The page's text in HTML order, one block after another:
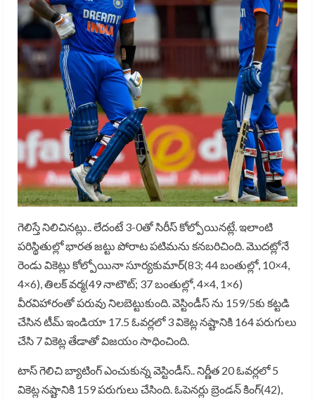
గెలిస్తే నిలిచినట్లు.. లేదంటే 3-0తో సిరీస్ కోల్పోయినట్లే. ఇలాంటి
పరిస్థితుల్లో భారత జట్టు పోరాట పటిమను కనబరిచింది. మొదట్లోనే
రెండు వికెట్లు కోల్పోయినా సూర్యకుమార్(83; 44 బంతుల్లో, 10×4,
4×6), తిలక్ వర్మ(49 నాటౌట్; 37 బంతుల్లో, 4×4, 1×6)
వీరవిహారంతో పరువు నిలబెట్టుకుంది. వెస్టిండీస్ ను 159/5కు కట్టడి
చేసిన టీమ్ ఇండియా 17.5 ఓవర్లలో 3 వికెట్ల నష్టానికి 164 పరుగులు
చేసి 7 వికెట్ల తేడాతో విజయం సాధించింది.
టాస్ గెలిచి బ్యాటింగ్ ఎంచుకున్న వెస్టిండీస్.. నిర్ణీత 20 ఓవర్లలో 5
వికెట్ల నష్టానికి 159 పరుగులు చేసింది. ఓపెనర్లు బ్రెండన్ కింగ్(42),